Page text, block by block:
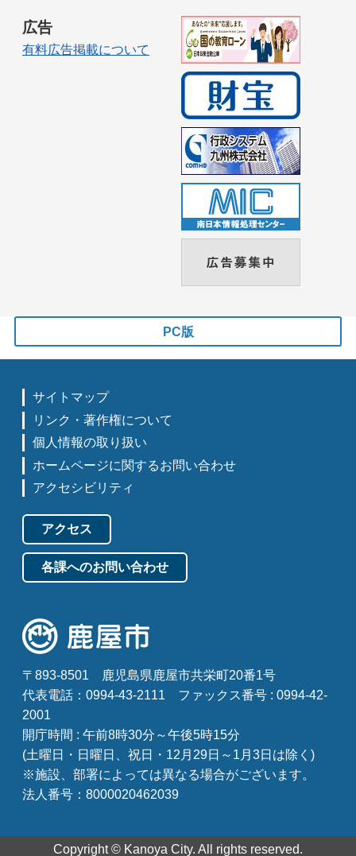
広告
有料広告掲載について
PC版
サイトマップ
リンク・著作権について
個人情報の取り扱い
ホームページに関するお問い合わせ
アクセシビリティ
アクセス
各課へのお問い合わせ
〒893-8501
鹿児島県鹿屋市共栄町20番1号
代表電話：0994-43-2111
ファックス番号 : 0994-42-
2001
開庁時間 : 午前8時30分～午後5時15分
(土曜日・日曜日、祝日・12月29日～1月3日は除く)
※施設、部署によっては異なる場合がございます。
法人番号：8000020462039
Copyright © Kanoya City. All rights reserved.